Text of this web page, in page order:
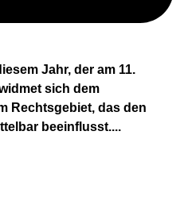
Jahr, der am 11.
sich dem
Rechtsgebiet, das den
beeinflusst....